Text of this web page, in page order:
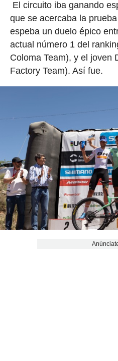
El circuito iba ganando
que se acercaba la
espeba un duelo épico
actual número 1 del
Coloma Team), y el joven
Factory Team). Así fue.